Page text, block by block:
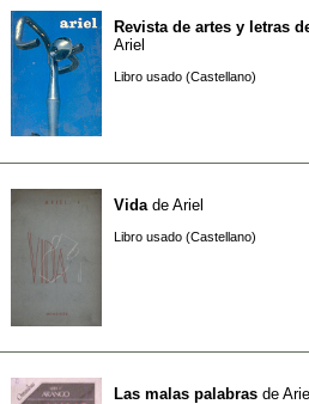
Revista de artes y letras
Ariel
Libro usado (Castellano)
Vida de Ariel
Libro usado (Castellano)
Las malas palabras de